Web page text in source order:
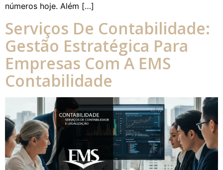
números hoje. Além […]
Serviços De Contabilidade:
Gestão Estratégica Para
Empresas Com A EMS
Contabilidade